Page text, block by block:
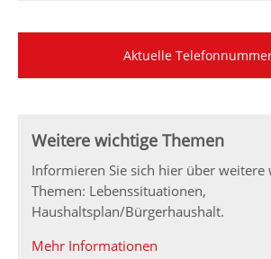
Aktuelle
Weitere wichtige Themen
Informieren Sie sich hier über weitere
Themen: Lebenssituationen,
Haushaltsplan/Bürgerhaushalt.
Mehr Informationen